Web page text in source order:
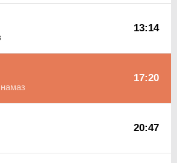
13:14
17:20
20:47